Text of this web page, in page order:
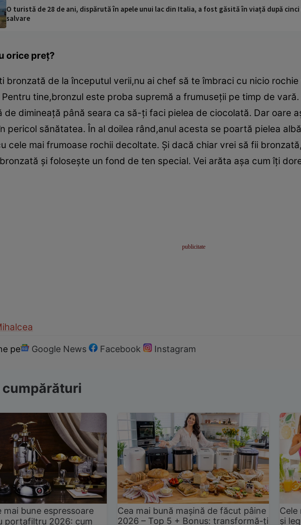
O turistă de 28 de ani, dispărută în apele unui lac din Italia, a fost găsită în viață după
salvare
orice preţ?
bronzată de la începutul verii,nu ai chef să te îmbraci cu nicio
Pentru tine,bronzul este proba supremă a frumuseţii pe timp de
de dimineaţă până seara ca să-ţi faci pielea de ciocolată. Dar oare
pericol sănătatea. În al doilea rând,anul acesta se poartă pielea
cele mai frumoase rochii decoltate. Şi dacă chiar vrei să fii
şi foloseşte un fond de ten special. Vei arăta aşa cum îţi
pe Google News Facebook Instagram
cumpărături
mai bune espressoare
portafiltru 2026: cum
Cea mai bună mașină de făcut pâine
2026 – Top 5 + Bonus: transformă-ți
și